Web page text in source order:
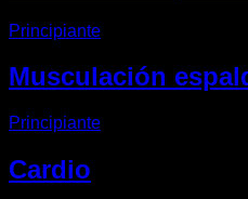
Principiante
Musculación
Principiante
Cardio